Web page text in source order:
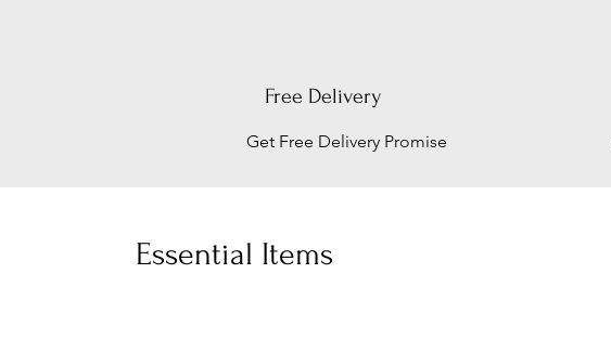
Free Delivery
Get Free Delivery Promise
Essential Items